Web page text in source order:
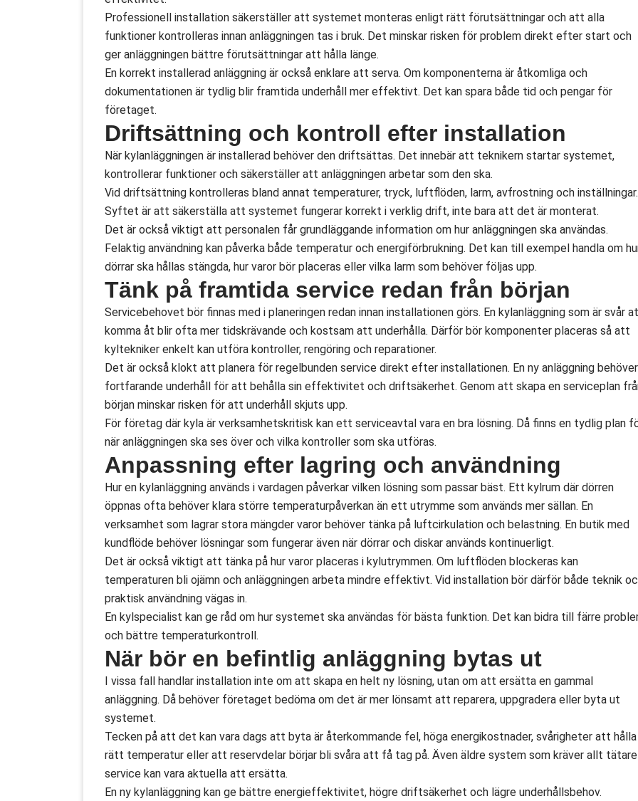
Professionell installation säkerställer att systemet monteras enligt rätt förutsättningar och att alla
funktioner kontrolleras innan anläggningen tas i bruk. Det minskar risken för problem direkt efter start och
ger anläggningen bättre förutsättningar att hålla länge.
En korrekt installerad anläggning är också enklare att serva. Om komponenterna är åtkomliga och
dokumentationen är tydlig blir framtida underhåll mer effektivt. Det kan spara både tid och pengar för
företaget.
Driftsättning och kontroll efter installation
När kylanläggningen är installerad behöver den driftsättas. Det innebär att teknikern startar systemet,
kontrollerar funktioner och säkerställer att anläggningen arbetar som den ska.
Vid driftsättning kontrolleras bland annat temperaturer, tryck, luftflöden, larm, avfrostning och inställningar.
Syftet är att säkerställa att systemet fungerar korrekt i verklig drift, inte bara att det är monterat.
Det är också viktigt att personalen får grundläggande information om hur anläggningen ska användas.
Felaktig användning kan påverka både temperatur och energiförbrukning. Det kan till exempel handla om
dörrar ska hållas stängda, hur varor bör placeras eller vilka larm som behöver följas upp.
Tänk på framtida service redan från början
Servicebehovet bör finnas med i planeringen redan innan installationen görs. En kylanläggning som är svår
komma åt blir ofta mer tidskrävande och kostsam att underhålla. Därför bör komponenter placeras så att
kyltekniker enkelt kan utföra kontroller, rengöring och reparationer.
Det är också klokt att planera för regelbunden service direkt efter installationen. En ny anläggning behöver
fortfarande underhåll för att behålla sin effektivitet och driftsäkerhet. Genom att skapa en serviceplan
början minskar risken för att underhåll skjuts upp.
För företag där kyla är verksamhetskritisk kan ett serviceavtal vara en bra lösning. Då finns en tydlig plan
när anläggningen ska ses över och vilka kontroller som ska utföras.
Anpassning efter lagring och användning
Hur en kylanläggning används i vardagen påverkar vilken lösning som passar bäst. Ett kylrum där dörren
öppnas ofta behöver klara större temperaturpåverkan än ett utrymme som används mer sällan. En
verksamhet som lagrar stora mängder varor behöver tänka på luftcirkulation och belastning. En butik med
kundflöde behöver lösningar som fungerar även när dörrar och diskar används kontinuerligt.
Det är också viktigt att tänka på hur varor placeras i kylutrymmen. Om luftflöden blockeras kan
temperaturen bli ojämn och anläggningen arbeta mindre effektivt. Vid installation bör därför både teknik
praktisk användning vägas in.
En kylspecialist kan ge råd om hur systemet ska användas för bästa funktion. Det kan bidra till färre
och bättre temperaturkontroll.
När bör en befintlig anläggning bytas ut
I vissa fall handlar installation inte om att skapa en helt ny lösning, utan om att ersätta en gammal
anläggning. Då behöver företaget bedöma om det är mer lönsamt att reparera, uppgradera eller byta ut
systemet.
Tecken på att det kan vara dags att byta är återkommande fel, höga energikostnader, svårigheter att hålla
rätt temperatur eller att reservdelar börjar bli svåra att få tag på. Även äldre system som kräver allt tätare
service kan vara aktuella att ersätta.
En ny kylanläggning kan ge bättre energieffektivitet, högre driftsäkerhet och lägre underhållsbehov.